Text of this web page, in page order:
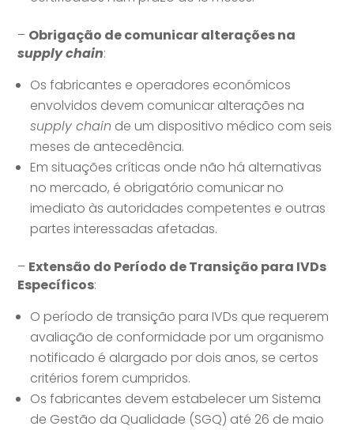
– Obrigação de comunicar alterações na
supply chain:
Os fabricantes e operadores económicos
envolvidos devem comunicar alterações na
supply chain de um dispositivo médico com seis
meses de antecedência.
Em situações críticas onde não há alternativas
no mercado, é obrigatório comunicar no
imediato às autoridades competentes e outras
partes interessadas afetadas.
– Extensão do Período de Transição para IVDs
Específicos:
O período de transição para IVDs que requerem
avaliação de conformidade por um organismo
notificado é alargado por dois anos, se certos
critérios forem cumpridos.
Os fabricantes devem estabelecer um Sistema
de Gestão da Qualidade (SGQ) até 26 de maio